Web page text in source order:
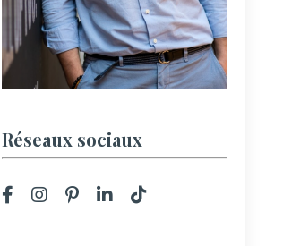
Réseaux sociaux